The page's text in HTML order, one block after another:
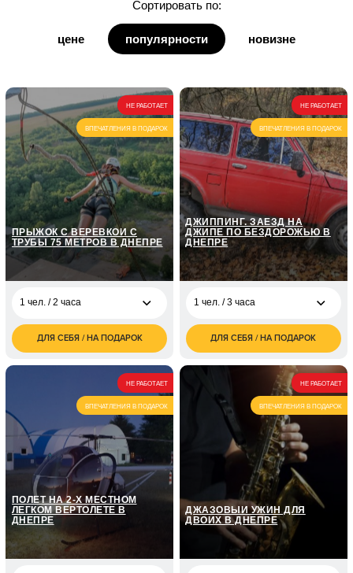
для дедушки
для бабушки
для кума
Сортировать по:
цене популярности новизне
НЕ РАБОТАЕТ
ВПЕЧАТЛЕНИЯ В ПОДАРОК
ПРЫЖОК С ВЕРЕВКОЙ С
ТРУБЫ 75 МЕТРОВ В ДНЕПРЕ
1 чел. / 2 часа
1 чел. / 2 часа
грн
2 чел. / 2 часа, 75м
ДЛЯ СЕБЯ / НА ПОДАРОК
НЕ РАБОТАЕТ
ВПЕЧАТЛЕНИЯ В ПОДАРОК
ДЖИППИНГ. ЗАЕЗД НА
ДЖИПЕ ПО БЕЗДОРОЖЬЮ В
ДНЕПРЕ
1 чел. / 3 часа
1 чел. / 3 часа
ДЛЯ СЕБЯ / НА ПОДАРОК
НЕ РАБОТАЕТ
ВПЕЧАТЛЕНИЯ В ПОДАРОК
ПОЛЕТ НА 2-Х МЕСТНОМ
ЛЕГКОМ ВЕРТОЛЕТЕ В
ДНЕПРЕ
НЕ РАБОТАЕТ
ВПЕЧАТЛЕНИЯ В ПОДАРОК
ДЖАЗОВЫЙ УЖИН ДЛЯ
ДВОИХ В ДНЕПРЕ